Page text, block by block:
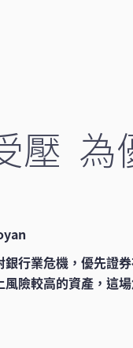
壓 為
銀行業危機，優先證
風險較高的資產，這